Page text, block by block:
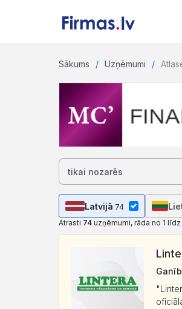
Sākums Uzņēmumi
Latvijā 74
Atrasti 74 uzņēmumi, rāda no 1 līdz